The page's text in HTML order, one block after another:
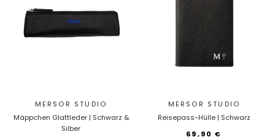
MERSOR STUDIO
Mäppchen Glattleder | Schwarz &
Silber
MERSOR STUDIO
Reisepass-Hülle | Schwarz
69,90 €